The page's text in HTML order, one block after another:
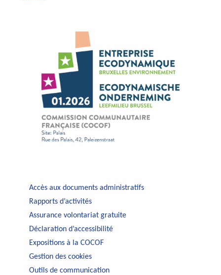
Accès aux documents administratifs
Rapports d’activités
Assurance volontariat gratuite
Déclaration d’accessibilité
Expositions à la COCOF
Gestion des cookies
Outils de communication